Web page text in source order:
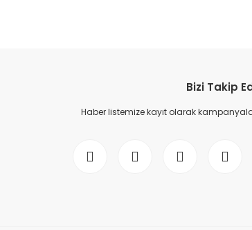
Bizi Takip
Haber listemize kayıt olarak